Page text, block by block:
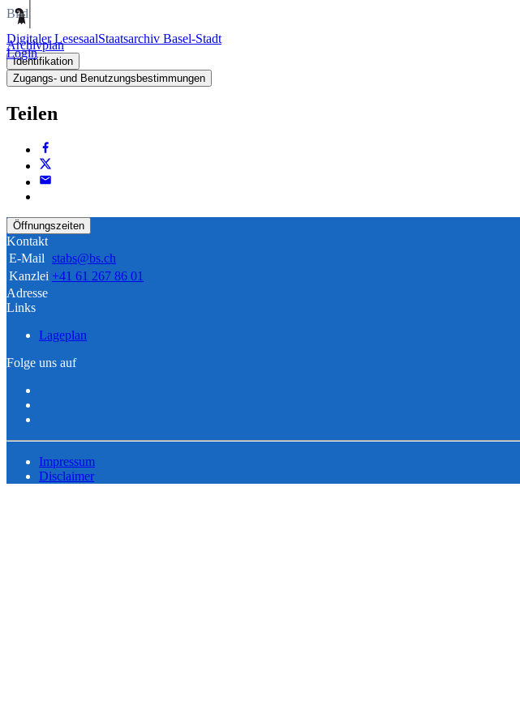
Digitaler LesesaalStaatsarchiv Basel-Stadt
Login
Bild
Archivplan
Identifikation
Zugangs- und Benutzungsbestimmungen
Teilen
Öffnungszeiten
Kontakt
E-Mail stabs@bs.ch
Kanzlei +41 61 267 86 01
Adresse
Links
Lageplan
Folge uns auf
Impressum
Disclaimer